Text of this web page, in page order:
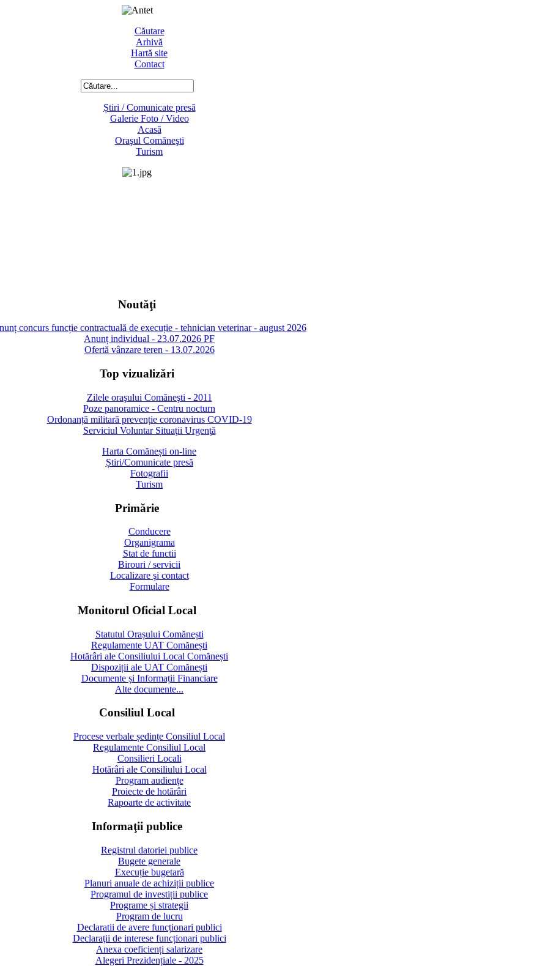
Căutare
Arhivă
Hartă site
Contact
Știri / Comunicate presă
Galerie Foto / Video
Acasă
Oraşul Comăneşti
Turism
Noutăţi
concurs funcție contractuală de execuție - tehnician veterinar - august 2026
Anunț individual - 23.07.2026 PF
Ofertă vânzare teren - 13.07.2026
Top vizualizări
Zilele oraşului Comăneşti - 2011
Poze panoramice - Centru nocturn
Ordonanță militară prevenție coronavirus COVID-19
Serviciul Voluntar Situaţii Urgenţă
Harta Comănești on-line
Știri/Comunicate presă
Fotografii
Turism
Primărie
Conducere
Organigrama
Stat de functii
Birouri / servicii
Localizare şi contact
Formulare
Monitorul Oficial Local
Statutul Orașului Comănești
Regulamente UAT Comănești
Hotărâri ale Consiliului Local Comănești
Dispoziții ale UAT Comănești
Documente și Informații Financiare
Alte documente...
Consiliul Local
Procese verbale ședințe Consiliul Local
Regulamente Consiliul Local
Consilieri Locali
Hotărâri ale Consiliului Local
Program audienţe
Proiecte de hotărâri
Rapoarte de activitate
Informaţii publice
Registrul datoriei publice
Bugete generale
Execuție bugetară
Planuri anuale de achiziții publice
Programul de investiții publice
Programe și strategii
Program de lucru
Declaratii de avere funcționari publici
Declaraţii de interese funcționari publici
Anexa coeficienți salarizare
Alegeri Prezidențiale - 2025